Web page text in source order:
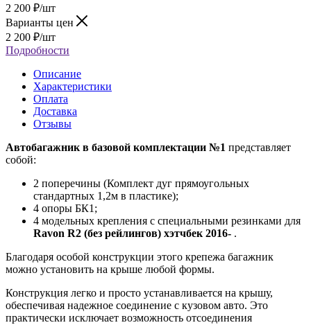
2 200 ₽/шт
Варианты цен
2 200 ₽/шт
Подробности
Описание
Характеристики
Оплата
Доставка
Отзывы
Автобагажник в базовой комплектации №1 представляет
собой:
2 поперечины (Комплект дуг прямоугольных
стандартных 1,2м в пластике);
4 опоры БК1;
4 модельных крепления с специальными резинками для
Ravon R2 (без рейлингов) хэтчбек 2016- .
Благодаря особой конструкции этого крепежа багажник
можно установить на крыше любой формы.
Конструкция легко и просто устанавливается на крышу,
обеспечивая надежное соединение с кузовом авто. Это
практически исключает возможность отсоединения